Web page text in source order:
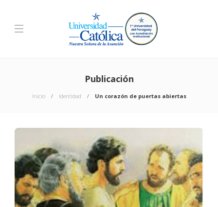
Publicación
Inicio Identidad Un corazón de puertas abiertas